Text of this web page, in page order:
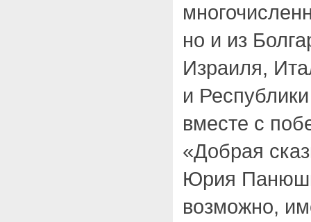
но и из
Израиля,
и
вместе с
«Добрая
Юрия
возможно,